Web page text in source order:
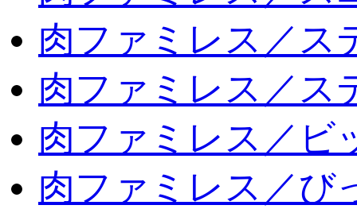
肉ファミレス／ス
肉ファミレス／ス
肉ファミレス／ビ
肉ファミレス／び